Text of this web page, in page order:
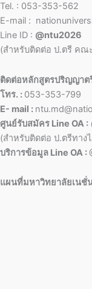
Tel. : 053-353-562
E-mail :
Line ID : @ntu2026
(สำหรับติดต่อ ป.ตรี คณ
ติดต่อหลักสูตรปริญญาต
โทร. : 053-353-799
E- mail :
ศูนย์รับสมัคร Line OA :
(สำหรับติดต่อ ป.ตรีทาง
บริการข้อมูล Line OA :
แผนที่มหาวิทยาลัยเนชั่